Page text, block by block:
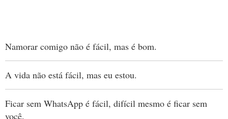
Namorar comigo não é fácil, mas é bom.
A vida não está fácil, mas eu estou.
Ficar sem WhatsApp é fácil, difícil mesmo é ficar sem
você.